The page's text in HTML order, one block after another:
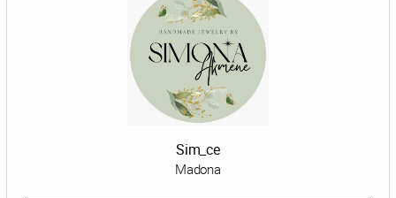
Sim_ce
Madona